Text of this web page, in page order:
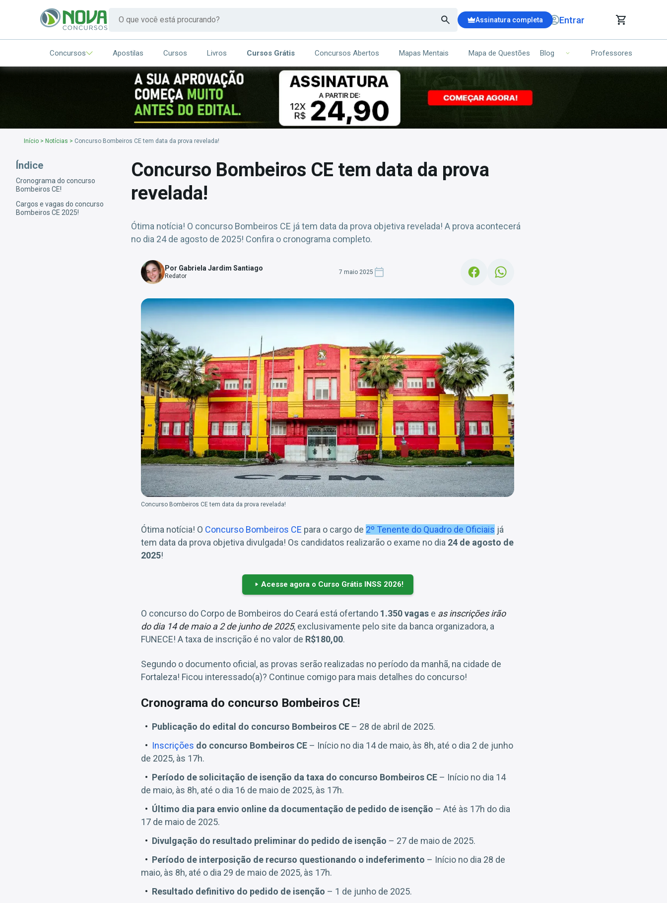
Assinatura completa Entrar
CARRINHO DE COMPRAS
ITENS (00)
Seu carrinho ainda está vazio.
Concursos Apostilas Cursos Livros Cursos Grátis Concursos Abertos Mapas Mentais Mapa de Questões Blog Professores
Início > Notícias > Concurso Bombeiros CE tem data da prova revelada!
Índice
Cronograma do concurso
Bombeiros CE!
Cargos e vagas do concurso
Bombeiros CE 2025!
Concurso Bombeiros CE tem data da prova
revelada!
Ótima notícia! O concurso Bombeiros CE já tem data da prova objetiva revelada! A prova acontecerá
no dia 24 de agosto de 2025! Confira o cronograma completo.
Por Gabriela Jardim Santiago
Redator
7 maio 2025
Concurso Bombeiros CE tem data da prova revelada!
Ótima notícia! O Concurso Bombeiros CE para o cargo de 2º Tenente do Quadro de Oficiais já
tem data da prova objetiva divulgada! Os candidatos realizarão o exame no dia 24 de agosto de
2025!
Acesse agora o Curso Grátis INSS 2026!
O concurso do Corpo de Bombeiros do Ceará está ofertando 1.350 vagas e as inscrições irão
do dia 14 de maio a 2 de junho de 2025, exclusivamente pelo site da banca organizadora, a
FUNECE! A taxa de inscrição é no valor de R$180,00.
Segundo o documento oficial, as provas serão realizadas no período da manhã, na cidade de
Fortaleza! Ficou interessado(a)? Continue comigo para mais detalhes do concurso!
Cronograma do concurso Bombeiros CE!
Publicação do edital do concurso Bombeiros CE – 28 de abril de 2025.
Inscrições do concurso Bombeiros CE – Início no dia 14 de maio, às 8h, até o dia 2 de junho
de 2025, às 17h.
Período de solicitação de isenção da taxa do concurso Bombeiros CE – Início no dia 14
de maio, às 8h, até o dia 16 de maio de 2025, às 17h.
Último dia para envio online da documentação de pedido de isenção – Até às 17h do dia
17 de maio de 2025.
Divulgação do resultado preliminar do pedido de isenção – 27 de maio de 2025.
Período de interposição de recurso questionando o indeferimento – Início no dia 28 de
maio, às 8h, até o dia 29 de maio de 2025, às 17h.
Resultado definitivo do pedido de isenção – 1 de junho de 2025.